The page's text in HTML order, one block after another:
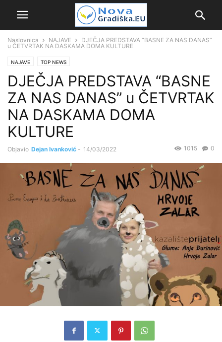
Naslovnica NAJAVE
DJEČJA PREDSTAVA “BASNE ZA NAS DANAS”
u ČETVRTAK NA DASKAMA DOMA KULTURE
NAJAVE TOP NEWS
DJEČJA PREDSTAVA “BASNE
ZA NAS DANAS” u ČETVRTAK
NA DASKAMA DOMA
KULTURE
Objavio Dejan Ivanković - 14/03/2022 0
1015